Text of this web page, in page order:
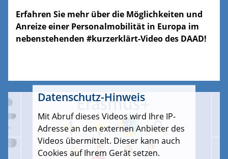
Erfahren Sie mehr über die Möglichkeiten und
Anreize einer Personalmobilität in Europa im
nebenstehenden #kurzerklärt-Video des DAAD!
Datenschutz-Hinweis
Mit Abruf dieses Videos wird Ihre IP-
Adresse an den externen Anbieter des
Videos übermittelt. Dieser kann auch
Cookies auf Ihrem Gerät setzen.